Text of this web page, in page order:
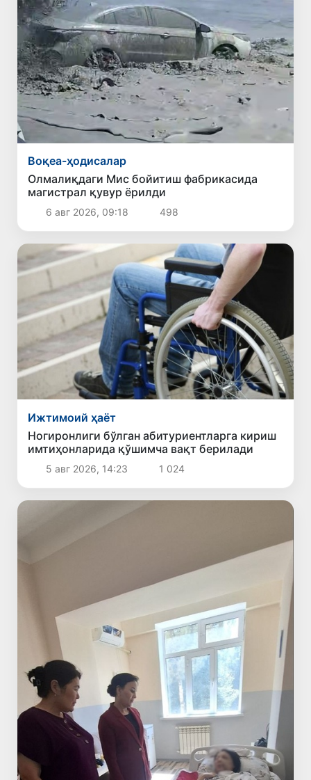
Воқеа-ҳодисалар
Олмалиқдаги Мис бойитиш фабрикасида
магистрал қувур ёрилди
6 авг 2026, 09:18 498
Ижтимоий ҳаёт
Ногиронлиги бўлган абитуриентларга кириш
имтиҳонларида қўшимча вақт берилади
5 авг 2026, 14:23 1 024